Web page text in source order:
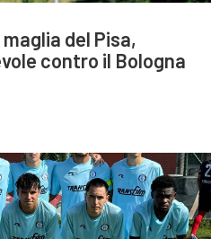
del Pisa,
contro il Bologna